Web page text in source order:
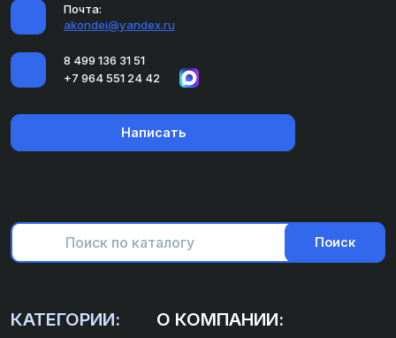
Почта:
akondei@yandex.ru
8 499 136 31 51
+7 964 551 24 42
Написать
Поиск
КАТЕГОРИИ: О КОМПАНИИ: